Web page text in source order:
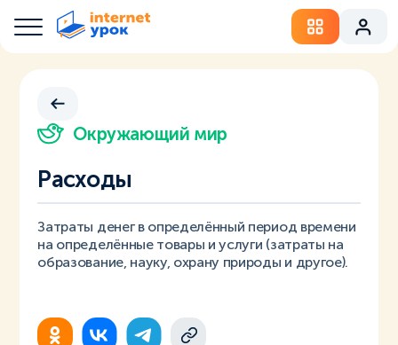
Окружающий мир
Расходы
Затраты денег в определённый период времени
на определённые товары и услуги (затраты на
образование, науку, охрану природы и другое).